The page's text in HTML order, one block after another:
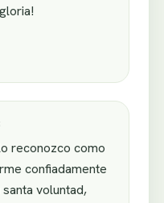
reconozco como
confiadamente
voluntad,